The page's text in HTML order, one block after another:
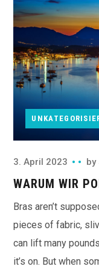
3. April 2023 by
WARUM WIR
Bras aren’t
pieces of fabric,
can lift many
it’s on. But when